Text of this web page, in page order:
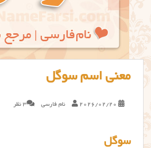
معنی اسم سوگل
2026/02/20 نام فارسی 3 نظر
سوگل